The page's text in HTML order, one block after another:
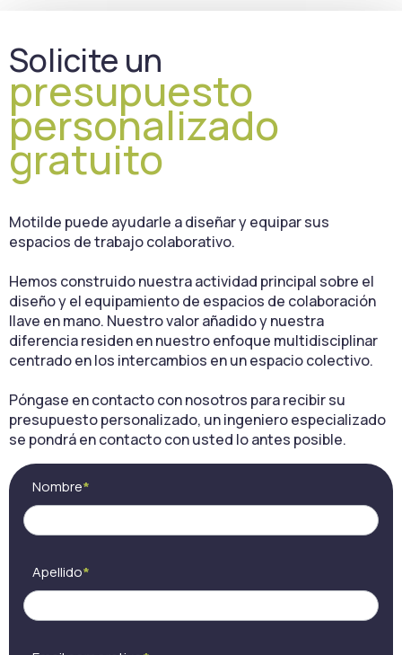
Solicite un
presupuesto
personalizado
gratuito
Motilde puede ayudarle a diseñar y equipar sus
espacios de trabajo colaborativo.
Hemos construido nuestra actividad principal sobre el
diseño y el equipamiento de espacios de colaboración
llave en mano. Nuestro valor añadido y nuestra
diferencia residen en nuestro enfoque multidisciplinar
centrado en los intercambios en un espacio colectivo.
Póngase en contacto con nosotros para recibir su
presupuesto personalizado, un ingeniero especializado
se pondrá en contacto con usted lo antes posible.
Cocon
aménagement
Nombre*
Apellido*
eres
humano,
deja
en
blanco.